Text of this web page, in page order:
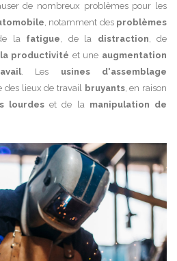
de nombreux problèmes pour les
, notamment des problèmes
la fatigue, de la distraction, de
productivité et une augmentation
. Les usines d'assemblage
des lieux de travail bruyants, en raison
lourdeset de la manipulation de